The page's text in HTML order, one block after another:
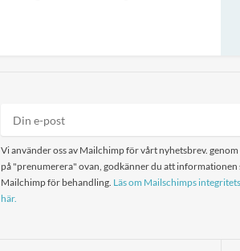
Vi använder oss av Mailchimp för vårt nyhetsbrev.
på "prenumerera" ovan, godkänner du att informationen
Mailchimp för behandling. Läs om Mailschimps
här.